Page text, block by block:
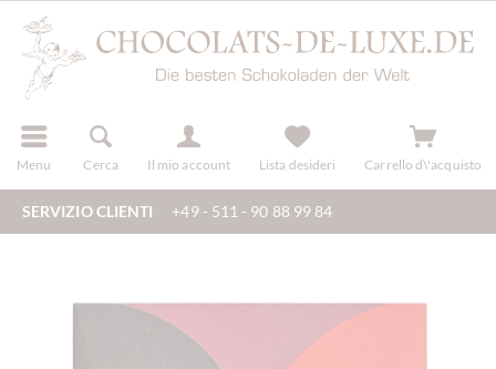
Menu Cerca Il mio account
registra Lista desideri Carrello d\'acquisto
SERVIZIO CLIENTI +49 - 511 - 90 88 99 84